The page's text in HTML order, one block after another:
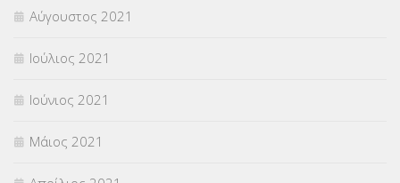
Αύγουστος 2021
Ιούλιος 2021
Ιούνιος 2021
Μάιος 2021